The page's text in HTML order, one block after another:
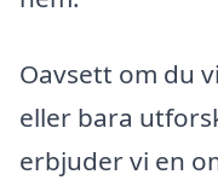
Oavsett om du
eller bara
erbjuder vi en